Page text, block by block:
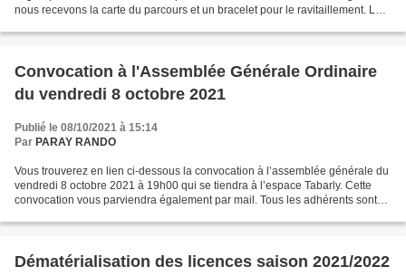
nous recevons la carte du parcours et un bracelet pour le ravitaillement. Le
Convocation à l'Assemblée Générale Ordinaire
du vendredi 8 octobre 2021
Publié le 08/10/2021 à 15:14
Par PARAY RANDO
Vous trouverez en lien ci-dessous la convocation à l’assemblée générale du
vendredi 8 octobre 2021 à 19h00 qui se tiendra à l’espace Tabarly. Cette
convocation vous parviendra également par mail. Tous les adhérents sont
Dématérialisation des licences saison 2021/2022